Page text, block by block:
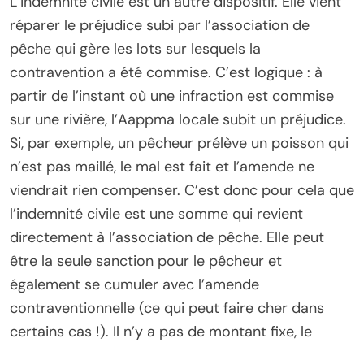
réparer le préjudice subi par l’association de
pêche qui gère les lots sur lesquels la
contravention a été commise. C’est logique : à
partir de l’instant où une infraction est commise
sur une rivière, l’Aappma locale subit un préjudice.
Si, par exemple, un pêcheur prélève un poisson qui
n’est pas maillé, le mal est fait et l’amende ne
viendrait rien compenser. C’est donc pour cela que
l’indemnité civile est une somme qui revient
directement à l’association de pêche. Elle peut
être la seule sanction pour le pêcheur et
également se cumuler avec l’amende
contraventionnelle (ce qui peut faire cher dans
certains cas !). Il n’y a pas de montant fixe, le